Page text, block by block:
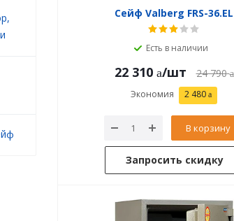
Сейф Valberg FRS-36.EL
Есть в наличии
22 310 /шт 24 790
Экономия 2 480
В корзину
Запросить скидку